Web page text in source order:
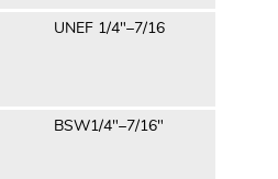
UNEF 1/4"–7/16
BSW1/4″–7/16″